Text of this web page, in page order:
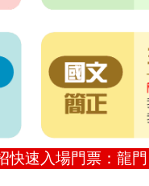
快速入場門票：龍門